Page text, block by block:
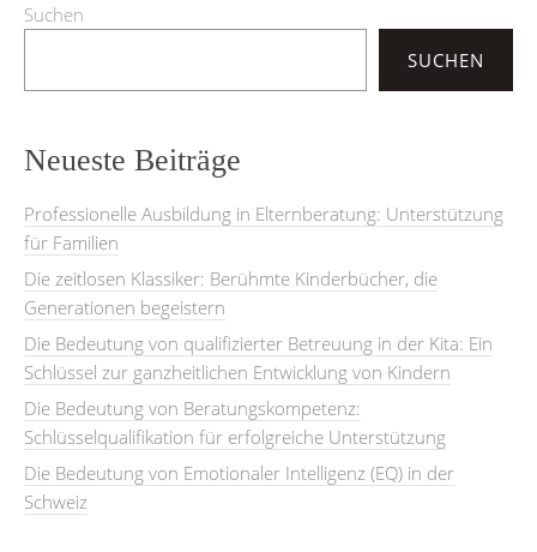
Suchen
SUCHEN
Neueste Beiträge
Professionelle Ausbildung in Elternberatung: Unterstützung
für Familien
Die zeitlosen Klassiker: Berühmte Kinderbücher, die
Generationen begeistern
Die Bedeutung von qualifizierter Betreuung in der Kita: Ein
Schlüssel zur ganzheitlichen Entwicklung von Kindern
Die Bedeutung von Beratungskompetenz:
Schlüsselqualifikation für erfolgreiche Unterstützung
Die Bedeutung von Emotionaler Intelligenz (EQ) in der
Schweiz